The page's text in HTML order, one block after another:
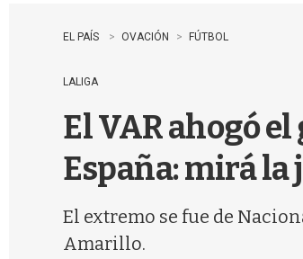
EL PAÍS OVACIÓN FÚTBOL
LALIGA
El VAR ahogó
España: mirá la
El extremo se fue de
Amarillo.